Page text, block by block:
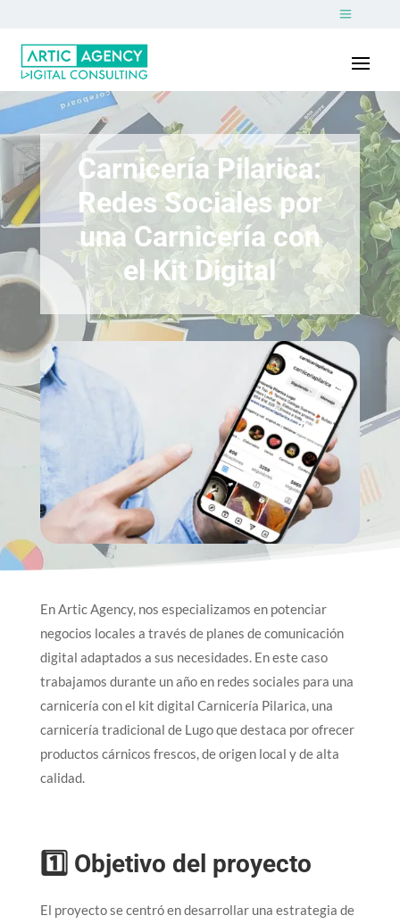
Carnicería Pilarica:
Redes Sociales por
una Carnicería con
el Kit Digital
En Artic Agency, nos especializamos en potenciar
negocios locales a través de planes de comunicación
digital adaptados a sus necesidades. En este caso
trabajamos durante un año en redes sociales para una
carnicería con el kit digital Carnicería Pilarica, una
carnicería tradicional de Lugo que destaca por ofrecer
productos cárnicos frescos, de origen local y de alta
calidad.
1️⃣ Objetivo del proyecto
El proyecto se centró en desarrollar una estrategia de